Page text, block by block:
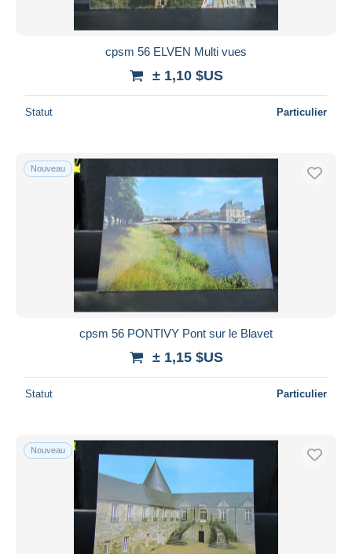
cpsm 56 ELVEN Multi vues
± 1,10 $US
Statut Particulier
Nouveau
cpsm 56 PONTIVY Pont sur le Blavet
± 1,15 $US
Statut Particulier
Nouveau